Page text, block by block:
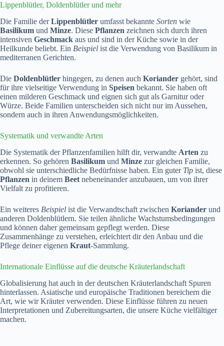
Lippenblütler, Doldenblütler und mehr
Die Familie derLippenblütler umfasst bekannte Sorten wie
Basilikum und Minze. Diese Pflanzen zeichnen sich durch ihren
intensiven Geschmack aus und sind in der Küche sowie in der
Heilkunde beliebt. Ein Beispiel ist die Verwendung von Basilikum in
mediterranen Gerichten.
Die Doldenblütler hingegen, zu denen auch Koriander gehört, sind
für ihre vielseitige Verwendung in Speisen bekannt. Sie haben oft
einen milderen Geschmack und eignen sich gut als Garnitur oder
Würze. Beide Familien unterscheiden sich nicht nur im Aussehen,
sondern auch in ihren Anwendungsmöglichkeiten.
Systematik und verwandte Arten
Die Systematik der Pflanzenfamilien hilft dir, verwandte Arten zu
erkennen. So gehören Basilikum und Minze zur gleichen Familie,
obwohl sie unterschiedliche Bedürfnisse haben. Ein guter Tip ist, diese
Pflanzen in deinem Beet nebeneinander anzubauen, um von ihrer
Vielfalt zu profitieren.
Ein weiteres Beispiel ist die Verwandtschaft zwischen Koriander und
anderen Doldenblütlern. Sie teilen ähnliche Wachstumsbedingungen
und können daher gemeinsam gepflegt werden. Diese
Zusammenhänge zu verstehen, erleichtert dir den Anbau und die
Pflege deiner eigenen Kraut-Sammlung.
Internationale Einflüsse auf die deutsche Kräuterlandschaft
Globalisierung hat auch in der deutschen Kräuterlandschaft Spuren
hinterlassen. Asiatische und europäische Traditionen bereichern die
Art, wie wir Kräuter verwenden. Diese Einflüsse führen zu neuen
Interpretationen und Zubereitungsarten, die unsere Küche vielfältiger
machen.